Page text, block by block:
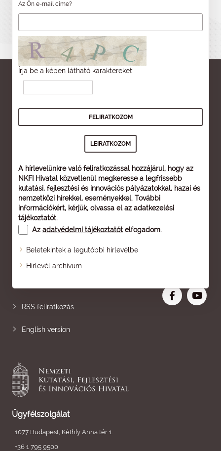
Az Ön e-mail címe?
Írja be a képen látható karaktereket:
A hírlevelünkre való feliratkozással hozzájárul, hogy az
NKFI Hivatal közvetlenül megkeresse a legfrissebb
kutatási, fejlesztési és innovációs pályázatokkal, hazai és
nemzetközi hírekkel, eseményekkel. További
információkért, kérjük, olvassa el az adatkezelési
tájékoztatót.
Az adatvédelmi tájékoztatót elfogadom.
Beletekintek a legutóbbi hírlevélbe
Hírlevél archívum
Oldaltérkép
RSS feliratkozás
English version
Ügyfélszolgálat
1077 Budapest, Kéthly Anna tér 1.
+36 1 795 9500